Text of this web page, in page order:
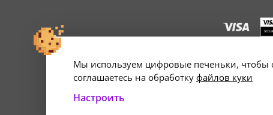
г. Минск, ул.
Свидетельство о
Мы используем цифровые печеньки, чтобы
соглашаетесь на обработку файлов куки
Настроить